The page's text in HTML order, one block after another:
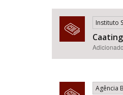
Instituto
Agência